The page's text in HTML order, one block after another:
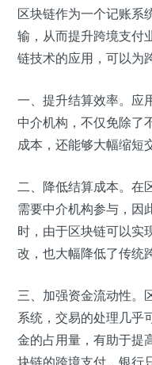
区块链作为一个记账系
输，从而提升跨境支付
链技术的应用，可以为
一、提升结算效率。应
中介机构，不仅免除了
成本，还能够大幅缩短
二、降低结算成本。在
需要中介机构参与，因
时，由于区块链可以实
改，也大幅降低了传统
三、加强资金流动性。
系统，交易的处理几乎
金的占用量，有助于提
块链的跨境支付，银行